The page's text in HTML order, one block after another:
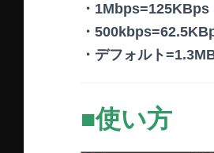
・1Mbps=125KBps
・
・デフォルト
■使い方